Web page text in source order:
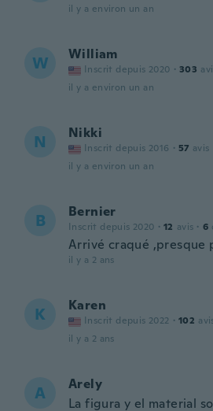
il y a environ un an
W William
Inscrit depuis 2020 · 303
il y a environ un an
N Nikki
Inscrit depuis 2016 · 57 avis
il y a environ un an
B Bernier
Inscrit depuis 2020 · 12 avis · 6
Arrivé craqué ,presque
il y a 2 ans
K Karen
Inscrit depuis 2022 · 102
il y a 2 ans
A
Arely
La figura y el material